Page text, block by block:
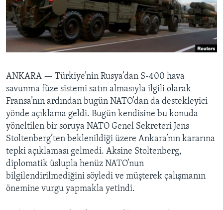
HAYATTAN
SANAT
BIZI TAKIP EDIN
Diller
ANKARA — Türkiye’nin Rusya’dan S-400 hava
savunma füze sistemi satın almasıyla ilgili olarak
Fransa’nın ardından bugün NATO’dan da destekleyici
yönde açıklama geldi. Bugün kendisine bu konuda
yöneltilen bir soruya NATO Genel Sekreteri Jens
Stoltenberg’ten beklenildiği üzere Ankara’nın kararına
tepki açıklaması gelmedi. Aksine Stoltenberg,
diplomatik üslupla henüz NATO’nun
bilgilendirilmediğini söyledi ve müşterek çalışmanın
önemine vurgu yapmakla yetindi.